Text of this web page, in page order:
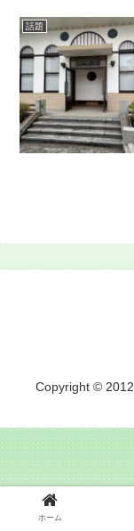
話題
Copyright ©
ホーム